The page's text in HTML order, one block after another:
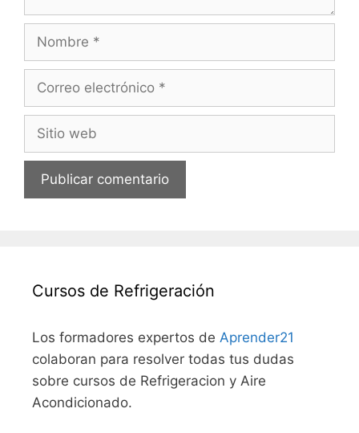
Nombre
Correo
Sitio
Cursos de Refrigeración
Los formadores expertos de Aprender21
colaboran para resolver todas tus dudas
sobre cursos de Refrigeracion y Aire
Acondicionado.